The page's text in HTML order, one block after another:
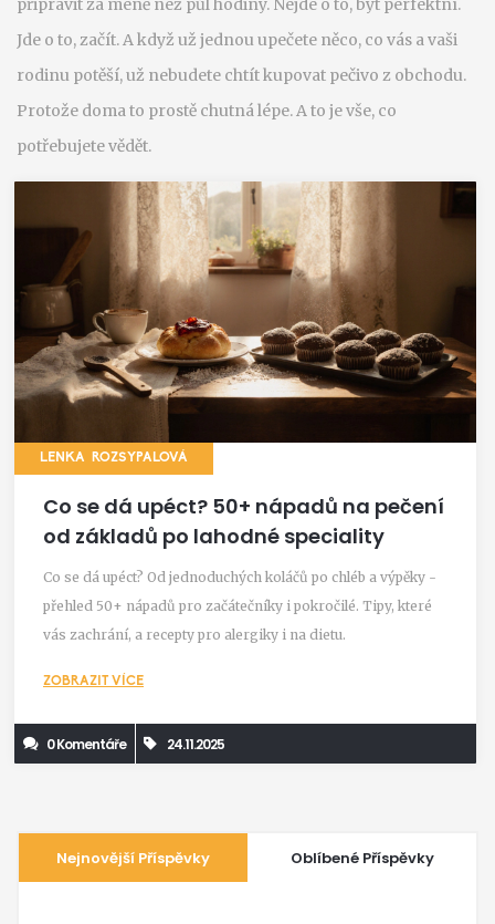
připravit za méně než půl hodiny. Nejde o to, být perfektní.
Jde o to, začít. A když už jednou upečete něco, co vás a vaši
rodinu potěší, už nebudete chtít kupovat pečivo z obchodu.
Protože doma to prostě chutná lépe. A to je vše, co
potřebujete vědět.
LENKA ROZSYPALOVÁ
Co se dá upéct? 50+ nápadů na pečení
od základů po lahodné speciality
Co se dá upéct? Od jednoduchých koláčů po chléb a výpěky -
přehled 50+ nápadů pro začátečníky i pokročilé. Tipy, které
vás zachrání, a recepty pro alergiky i na dietu.
ZOBRAZIT VÍCE
0 Komentáře 24.11.2025
Nejnovější Příspěvky Oblíbené Příspěvky